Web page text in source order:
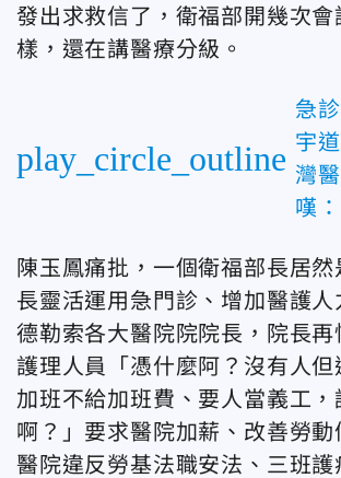
發出求救信了，衛福部開幾次會
樣，還在講醫療分級。
play_circle_outline
急
宇
灣
嘆
陳玉鳳痛批，一個衛福部長居
長靈活運用急門診、增加醫護人
德勒索各大醫院院院長，院長再
護理人員「憑什麼阿？沒有人但
加班不給加班費、要人當義工，
啊？」要求醫院加薪、改善勞動
醫院違反勞基法職安法、三班護